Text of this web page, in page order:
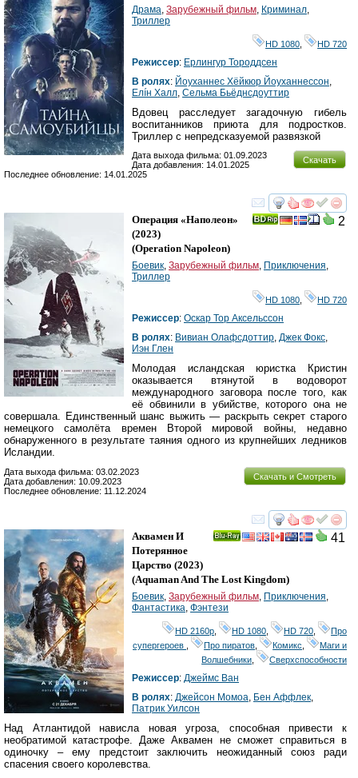
Драма Зарубежный фильм Криминал
Триллер
HD 1080 HD 720
Режиссер: Ерлингур Тороддсен
В ролях: Йоуханнес Хёйкюр Йоуханнессон
Елíн Халл Сельма Бьёднсдоуттир
Вдовец расследует загадочную гибель
воспитанников приюта для подростков.
Триллер с непредсказуемой развязкой
Скачать
Дата выхода фильма: 01.09.2023
Дата добавления: 14.01.2025
Последнее обновление: 14.01.2025
смотреть
2
Операция «Наполеон»
(2023)
(Operation Napoleon)
Боевик, Зарубежный фильм, Приключения,
Триллер
HD 1080, HD 720
Режиссер: Оскар Тор Аксельссон
В ролях: Вивиан Олафсдоттир, Джек Фокс,
Иэн Глен
Молодая исландская юристка Кристин
оказывается втянутой в водоворот
международного заговора после того, как
её обвинили в убийстве, которого она не
совершала. Единственный шанс выжить — раскрыть секрет старого
немецкого самолёта времен Второй мировой войны, недавно
обнаруженного в результате таяния одного из крупнейших ледников
Исландии.
Скачать и Смотреть
Дата выхода фильма: 03.02.2023
Дата добавления: 10.09.2023
Последнее обновление: 11.12.2024
смотреть
41
Аквамен И
Потерянное
Царство (2023)
(Aquaman And The Lost Kingdom)
Боевик, Зарубежный фильм, Приключения,
Фантастика, Фэнтези
HD 2160р HD 1080 HD 720
Про
супергероев
Про пиратов Комикс
Маги и
Волшебники
Сверхспособности
Режиссер: Джеймс Ван
В ролях: Джейсон Момоа, Бен Аффлек,
Патрик Уилсон
Над Атлантидой нависла новая угроза, способная привести к
необратимой катастрофе. Даже Аквамен не сможет справиться в
одиночку – ему предстоит заключить неожиданный союз ради
спасения своего королевства.